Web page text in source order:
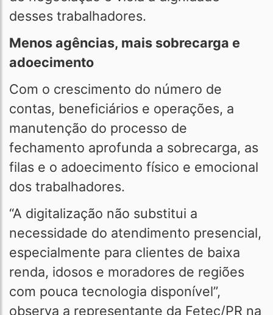
desses trabalhadores.
Menos agências, mais sobrecarga e
adoecimento
Com o crescimento do número de
contas, beneficiários e operações, a
manutenção do processo de
fechamento aprofunda a sobrecarga, as
filas e o adoecimento físico e emocional
dos trabalhadores.
“A digitalização não substitui a
necessidade do atendimento presencial,
especialmente para clientes de baixa
renda, idosos e moradores de regiões
com pouca tecnologia disponível”,
observa a representante da Fetec/PR na